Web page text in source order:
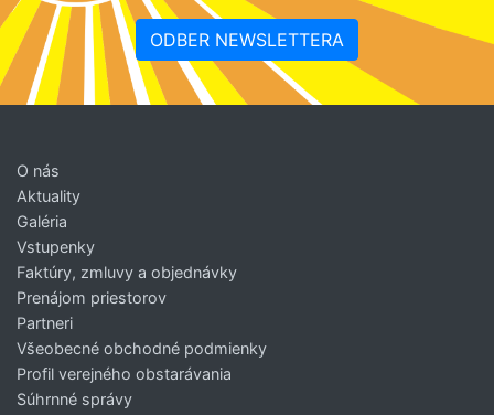
ODBER NEWSLETTERA
O nás
Aktuality
Galéria
Vstupenky
Faktúry, zmluvy a objednávky
Prenájom priestorov
Partneri
Všeobecné obchodné podmienky
Profil verejného obstarávania
Súhrnné správy